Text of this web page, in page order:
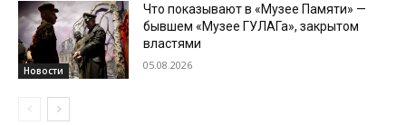
Новости
Что показывают в «Музее Памяти» —
бывшем «Музее ГУЛАГа», закрытом
властями
05.08.2026